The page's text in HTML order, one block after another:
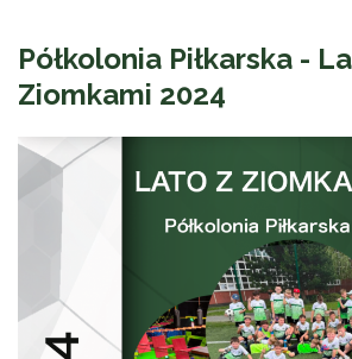
Półkolonia Piłkarska -
Ziomkami 2024